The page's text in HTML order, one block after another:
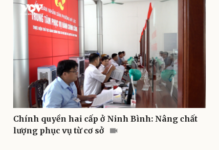
Di sản
Chính quyền hai cấp ở Ninh Bình: Nâng chất
lượng phục vụ từ cơ sở